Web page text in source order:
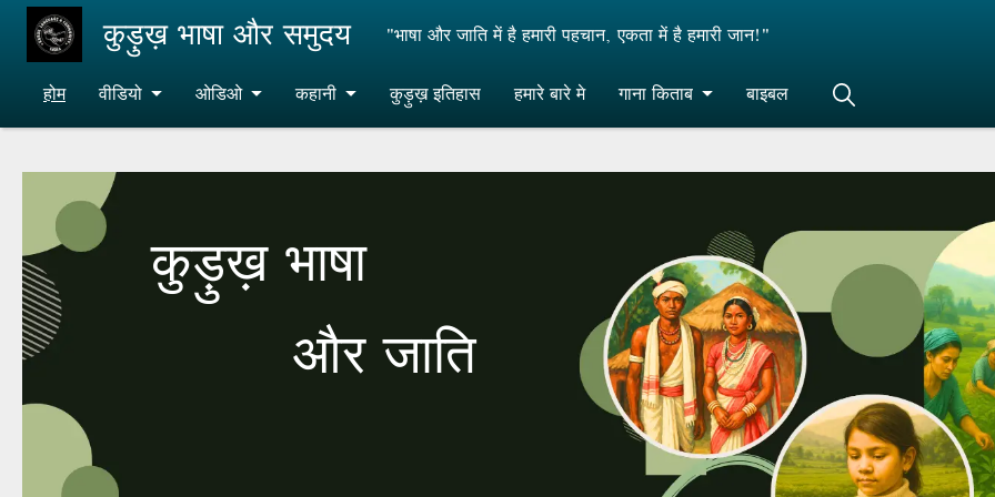
Skip to main contentकुड़ुख़ भाषा और समुदय "भाषा और जाति में है हमारी पहचान, एकता में है हमारी जान!"
होम वीडियो ओडिओ कहानी कुड़ुख़ इतिहास हमारे बारे मे गाना किताब बाइबल
कुड़ुख़ भाषा
और जाति